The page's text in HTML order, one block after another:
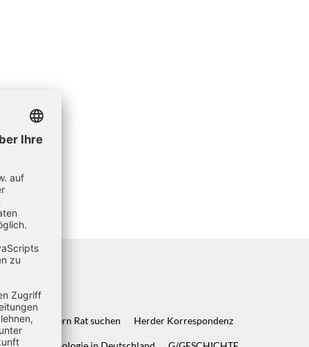
& Wenn Eltern Rat suchen Herder Korrespondenz